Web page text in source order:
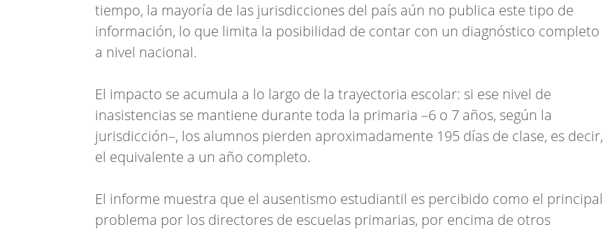
tiempo, la mayoría de las jurisdicciones del país aún no publica este tipo de
información, lo que limita la posibilidad de contar con un diagnóstico completo
a nivel nacional.
El impacto se acumula a lo largo de la trayectoria escolar: si ese nivel de
inasistencias se mantiene durante toda la primaria –6 o 7 años, según la
jurisdicción–, los alumnos pierden aproximadamente 195 días de clase, es decir,
el equivalente a un año completo.
El informe muestra que el ausentismo estudiantil es percibido como el principal
problema por los directores de escuelas primarias, por encima de otros